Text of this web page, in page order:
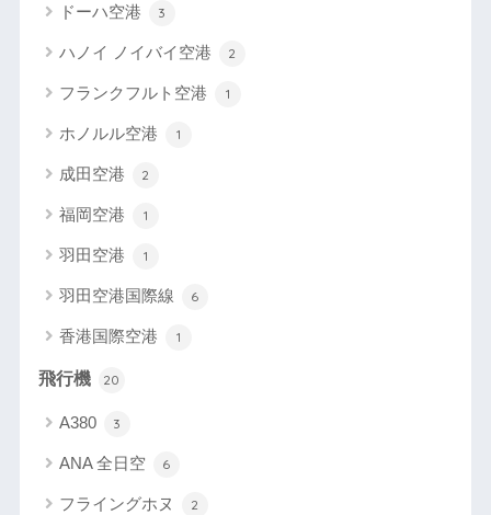
ドーハ空港 3
ハノイ ノイバイ空港 2
フランクフルト空港 1
ホノルル空港 1
成田空港 2
福岡空港 1
羽田空港 1
羽田空港国際線 6
香港国際空港 1
飛行機 20
A380 3
ANA 全日空 6
フライングホヌ 2